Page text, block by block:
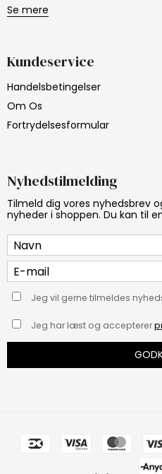
Se mere
Kundeservice
Handelsbetingelser
Om Os
Fortrydelsesformular
Nyhedstilmelding
Tilmeld dig vores nyhedsbrev
nyheder i shoppen. Du kan til
Jeg vil gerne tilmeldes
Jeg har læst og accepterer